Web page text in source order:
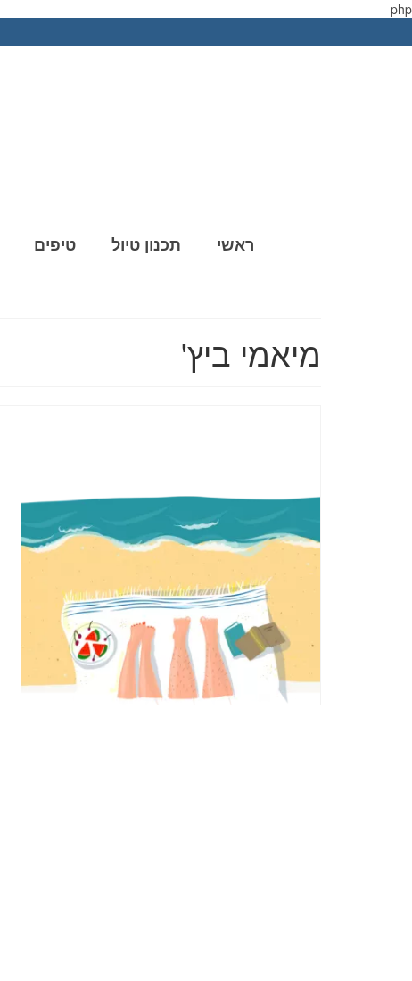
php
ראשי תכנון טיול טיפים
מיאמי ביץ'